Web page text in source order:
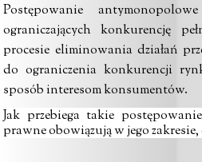
Postępowanie
ograniczających konkurencję
procesie eliminowania działań
do ograniczenia konkurencji
sposób interesom konsumentów.
Jak przebiega takie
prawne obowiązują w jego